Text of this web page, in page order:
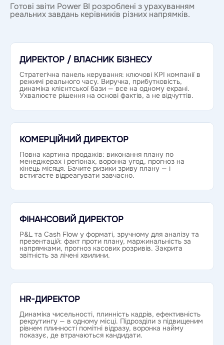
Готові звіти Power BI розроблені з урахуванням
реальних завдань керівників різних напрямків.
ДИРЕКТОР / ВЛАСНИК БІЗНЕСУ
Стратегічна панель керування: ключові KPI компанії в
режимі реального часу. Виручка, прибутковість,
динаміка клієнтської бази — все на одному екрані.
Ухвалюєте рішення на основі фактів, а не відчуттів.
КОМЕРЦІЙНИЙ ДИРЕКТОР
Повна картина продажів: виконання плану по
менеджерах і регіонах, воронка угод, прогноз на
кінець місяця. Бачите ризики зриву плану — і
встигаєте відреагувати завчасно.
ФІНАНСОВИЙ ДИРЕКТОР
P&L та Cash Flow у форматі, зручному для аналізу та
презентацій: факт проти плану, маржинальність за
напрямками, прогноз касових розривів. Закрита
звітність за лічені хвилини.
HR-ДИРЕКТОР
Динаміка чисельності, плинність кадрів, ефективність
рекрутингу — в одному місці. Підрозділи з підвищеним
рівнем плинності помітні відразу, воронка найму
показує, де втрачаються кандидати.